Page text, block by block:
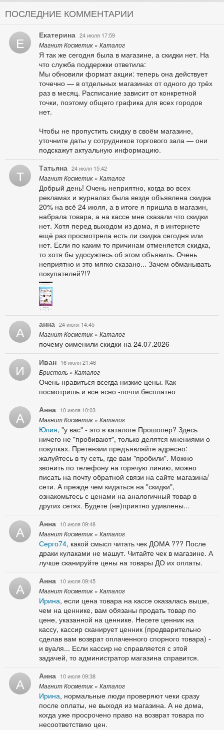
ПОСЛЕДНИЕ КОММЕНТАРИИ
Е Екатерина 24 июля 17:59
Магнит Косметик » Каталог
Я так же сегодня была в магазине, а скидки нет. На
что служба поддержки ответила:
Мы обновили формат акции: теперь она действует
точечно — в отдельных магазинах от одного до трёх
раз в месяц. Расписание зависит от конкретной
точки, поэтому общего графика для всех городов
нет.
Чтобы не пропустить скидку в своём магазине,
уточните даты у сотрудников торгового зала — они
подскажут актуальную информацию.
Т Татьяна 24 июля 15:42
Магнит Косметик » Каталог
Добрый день! Очень неприятно, когда во всех
рекламах и журналах была везде объявлена скидка
20% на всё 24 июля, а в итоге я пришла в магазин,
набрала товара, а на кассе мне сказали что скидки
нет. Хотя перед выходом из дома, я в интернете
ещё раз просмотрела есть ли скидка сегодня или
нет. Если по каким то причинам отменяется скидка,
то хотя бы удосужтесь об этом объявить. Очень
неприятно и это мягко сказано... Зачем обманывать
покупателей?!?
А анна 24 июля 14:45
Магнит Косметик » Каталог
почему оименили скидки на 24.07.2026
И Иван 16 июля 21:46
Бристоль » Каталог
Очень нравиться всегда низкие цены. Как
посмотришь и все ясно -почти бесплатно
А Анна 10 июля 10:03
Магнит Косметик » Каталог
Юлия, "у вас" - это в каталоге Прошопер? Здесь
ничего не "пробивают", только делятся мнениями о
покупках. Претензии предъявляйте адресно:
жалуйтесь в ту сеть, где вам "пробили". Можно
звонить по телефону на горячую линию, можно
писать на почту обратной связи на сайте магазина/
сети. А прежде чем кидаться на "скидки",
ознакомьтесь с ценами на аналогичный товар в
других сетях. Будете (не)приятно удивлены...
А Анна 10 июля 09:48
Магнит Косметик » Каталог
Серго74, какой смысл читать чек ДОМА ??? После
драки кулаками не машут. Читайте чек в магазине. А
лучше сканируйте цены на товары ДО их оплаты.
А Анна 10 июля 09:45
Магнит Косметик » Каталог
Ирина, если цена товара на кассе оказалась выше,
чем на ценнике, вам обязаны продать товар по
цене, указанной на ценнике. Несете ценник на
кассу, кассир сканирует ценник (предварительно
сделав вам возврат оплаченного спорного товара) -
и вуаля... Если кассир не справляется с этой
задачей, то администратор магазина справится.
А Анна 10 июля 09:38
Магнит Косметик » Каталог
Ирина, нормальные люди проверяют чеки сразу
после оплаты, не выходя из магазина. А не дома,
когда уже просрочено право на возврат товара по
несоответствию цен.